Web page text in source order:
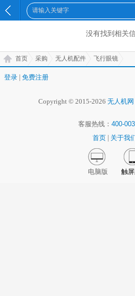
没有找到 相关
首页 采购 无人机配件 飞行眼镜
登录 免费注册
Copyright © 2015-2026 无人机网
客服热线： 400-
首页
关于我
电脑版 触